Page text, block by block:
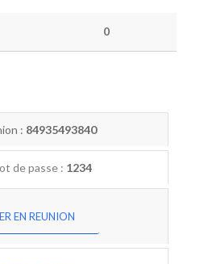
0
: 84935493840
de passe : 1234
EN REUNION